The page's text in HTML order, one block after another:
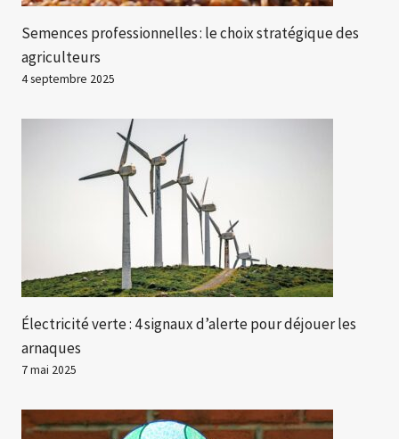
Semences professionnelles : le choix stratégique des
agriculteurs
4 septembre 2025
Électricité verte : 4 signaux d’alerte pour déjouer les
arnaques
7 mai 2025